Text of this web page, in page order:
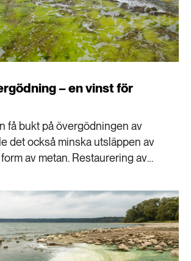
– en vinst för
få bukt på övergödningen av
det också minska utsläppen av
av metan. Restaurering av
på 20-30 års sikt, konstaterar